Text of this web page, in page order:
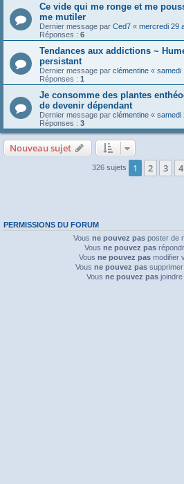
Ce vide qui me ronge et me
me mutiler
Dernier message par Ced7 « mercredi 29
Réponses : 6
Tendances aux addictions ~
persistant
Dernier message par clémentine « samedi
Réponses : 1
Je consomme des plantes
de devenir dépendant
Dernier message par clémentine « samedi
Réponses : 3
Nouveau sujet
326 sujets 1 2 3 4
PERMISSIONS DU FORUM
Vous ne pouvez pas poster de
Vous ne pouvez pas
Vous ne pouvez pas modifier
Vous ne pouvez passupprimer
Vous ne pouvez pas